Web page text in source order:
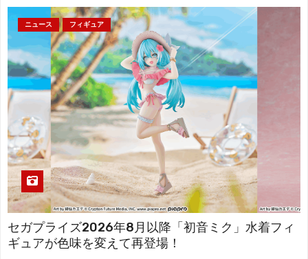
ニュース フィギュア
セガプライズ2026年8月以降「初音ミク」水着フィ
ギュアが色味を変えて再登場！